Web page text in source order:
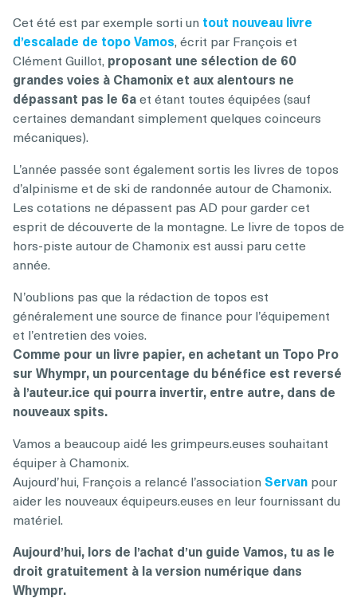
Cet été est par exemple sorti un tout nouveau livre
d’escalade de topo Vamos, écrit par François et
Clément Guillot, proposant une sélection de 60
grandes voies à Chamonix et aux alentours ne
dépassant pas le 6aet étant toutes équipées (sauf
certaines demandant simplement quelques coinceurs
mécaniques).
L’année passée sont également sortis les livres de topos
d’alpinisme et de ski de randonnée autour de Chamonix.
Les cotations ne dépassent pas AD pour garder cet
esprit de découverte de la montagne. Le livre de topos de
hors-piste autour de Chamonix est aussi paru cette
année.
N’oublions pas que la rédaction de topos est
généralement une source de finance pour l’équipement
et l’entretien des voies.
Comme pour un livre papier, en achetant un Topo Pro
sur Whympr, un pourcentage du bénéfice est reversé
à l’auteur.ice qui pourra invertir, entre autre, dans de
nouveaux spits.
Vamos a beaucoup aidé les grimpeurs.euses souhaitant
équiper à Chamonix.
Aujourd’hui, François a relancé l’association Servan pour
aider les nouveaux équipeurs.euses en leur fournissant du
matériel.
Aujourd’hui, lors de l’achat d’un guide Vamos, tu as le
droit gratuitement à la version numérique dans
Whympr.